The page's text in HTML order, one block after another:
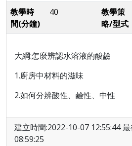
教學時
間(分鐘)
40
教學策
略/型式
大綱:怎麼辨認水溶液的酸鹼
1.廚房中材料的滋味
2.如何分辨酸性、鹼性、中性
建立時間:2022-10-07 12:55:44
08:59:25